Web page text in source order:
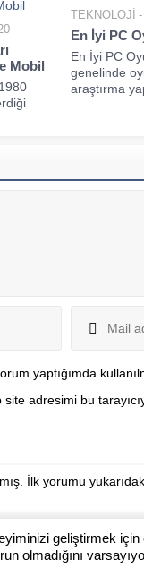
Mobil
TEKNOLOJİ
En İyi PC
En İyi PC
genelinde
araştırma
yaptığımda
adresimi bu
İlk yorumu
geliştirmek için
olmadığını